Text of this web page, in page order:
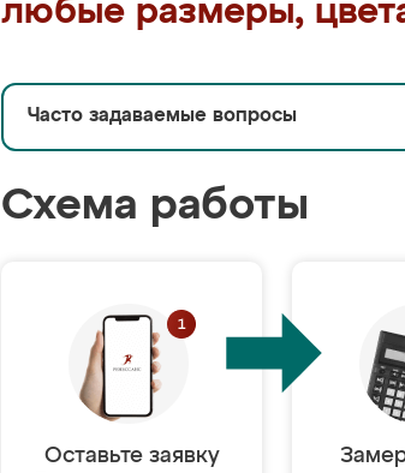
любые размеры,
Часто задаваемые вопросы
Схема работы
Оставьте заявку